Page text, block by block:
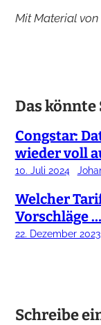
Mit Material von
Das
Congstar:
wieder voll
10. Juli 2024
Welcher
Vorschläge …
22. Dezember 2023
Schreibe